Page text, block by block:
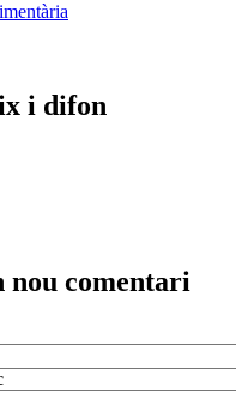
i difon
nou comentari